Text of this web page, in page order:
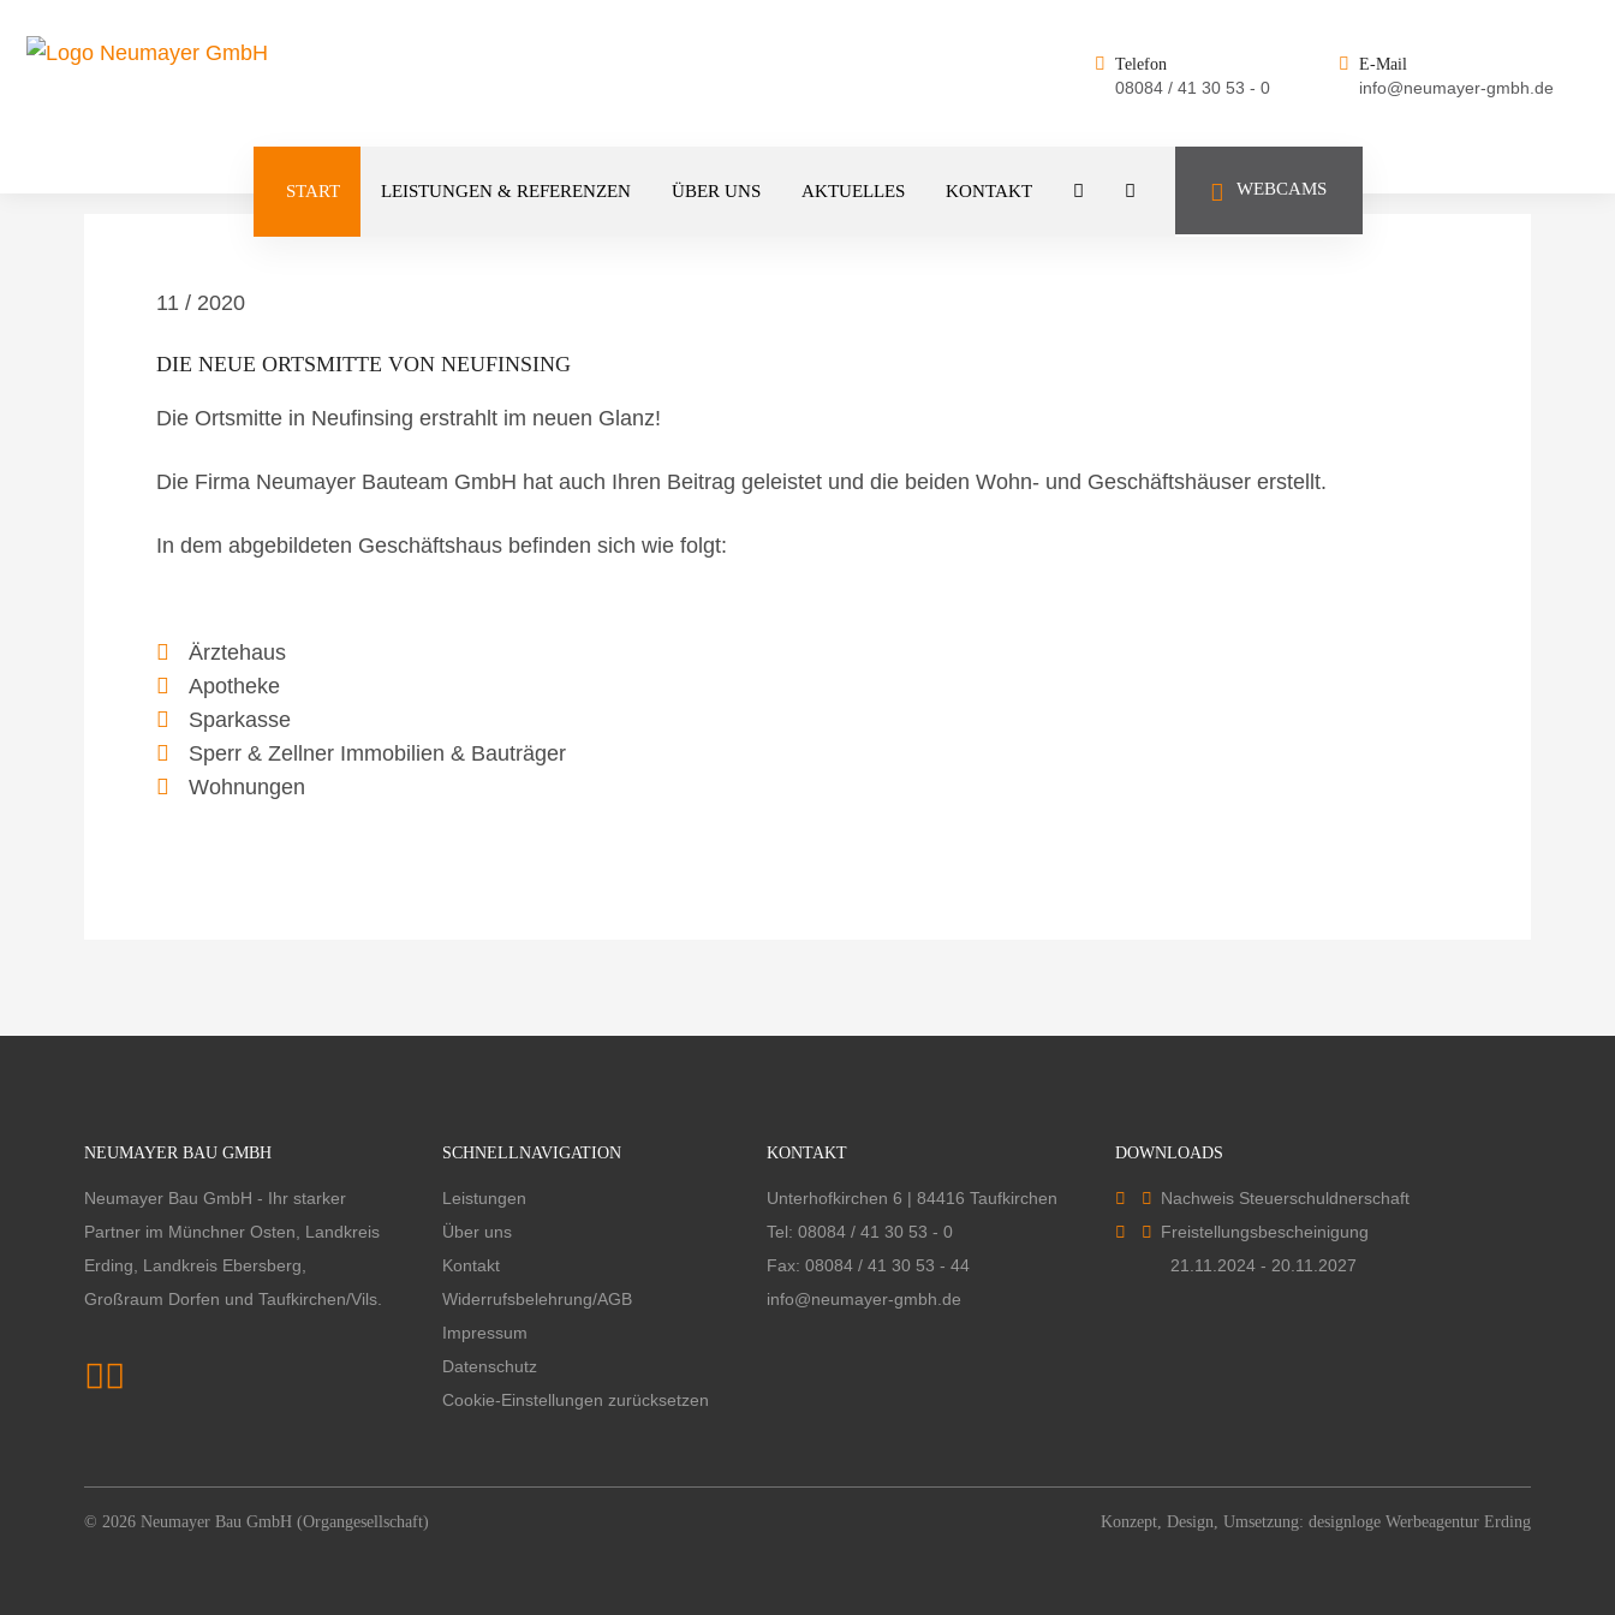
Telefon
08084 / 41 30 53 - 0
E-Mail
info@neumayer-gmbh.de
überspringen
START LEISTUNGEN & REFERENZEN ÜBER UNS AKTUELLES KONTAKT WEBCAMS
11 / 2020
DIE NEUE ORTSMITTE VON NEUFINSING
Die Ortsmitte in Neufinsing erstrahlt im neuen Glanz!
Die Firma Neumayer Bauteam GmbH hat auch Ihren Beitrag geleistet und die beiden Wohn- und Geschäftshäuser erstellt.
In dem abgebildeten Geschäftshaus befinden sich wie folgt:
Ärztehaus
Apotheke
Sparkasse
Sperr & Zellner Immobilien & Bauträger
Wohnungen
NEUMAYER BAU GMBH
Neumayer Bau GmbH - Ihr starker
Partner im Münchner Osten, Landkreis
Erding, Landkreis Ebersberg,
Großraum Dorfen und Taufkirchen/Vils.
SCHNELLNAVIGATION
Navigation
überspringen
Leistungen
Über uns
Kontakt
Widerrufsbelehrung/AGB
Impressum
Datenschutz
Cookie-Einstellungen zurücksetzen
KONTAKT
Unterhofkirchen 6 | 84416 Taufkirchen
Tel:08084 / 41 30 53 - 0
Fax: 08084 / 41 30 53 - 44
info@neumayer-gmbh.de
DOWNLOADS
Nachweis Steuerschuldnerschaft
Freistellungsbescheinigung
21.11.2024 - 20.11.2027
© 2026 Neumayer Bau GmbH (Organgesellschaft) Konzept, Design, Umsetzung: designloge Werbeagentur Erding